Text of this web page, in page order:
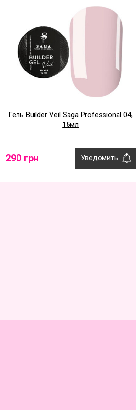
Гель Builder Veil Saga Professional 04,
15мл
290 грн Уведомить